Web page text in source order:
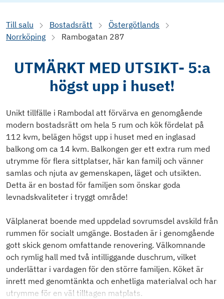
Till salu Bostadsrätt
Östergötlands
Norrköping
Rambogatan 287
UTMÄRKT MED UTSIKT- 5:a
högst upp i huset!
Unikt tillfälle i Rambodal att förvärva en genomgående
modern bostadsrätt om hela 5 rum och kök fördelat på
112 kvm, belägen högst upp i huset med en inglasad
balkong om ca 14 kvm. Balkongen ger ett extra rum med
utrymme för flera sittplatser, här kan familj och vänner
samlas och njuta av gemenskapen, läget och utsikten.
Detta är en bostad för familjen som önskar goda
levnadskvaliteter i tryggt område!
Välplanerat boende med uppdelad sovrumsdel avskild från
rummen för socialt umgänge. Bostaden är i genomgående
gott skick genom omfattande renovering. Välkomnande
och rymlig hall med två intilliggande duschrum, vilket
underlättar i vardagen för den större familjen. Köket är
inrett med genomtänkta och enhetliga materialval och har
utrymme för en väl tilltagen matplats.